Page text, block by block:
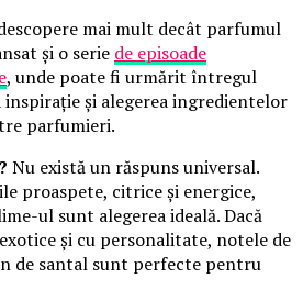
mai mult decât parfumul
și o serie de episoade
, unde poate fi urmărit întregul
inspirație și alegerea ingredientelor
parfumieri.
Nu există un răspuns universal.
proaspete, citrice și energice,
ul sunt alegerea ideală. Dacă
și cu personalitate, notele de
de santal sunt perfecte pentru